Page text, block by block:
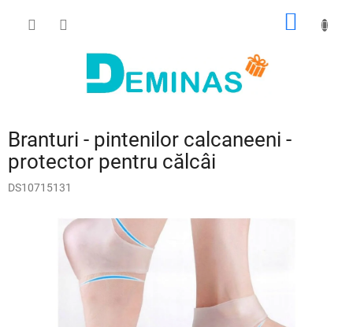
COŞ
Branturi - pintenilor calcaneeni -
protector pentru călcâi
DS10715131